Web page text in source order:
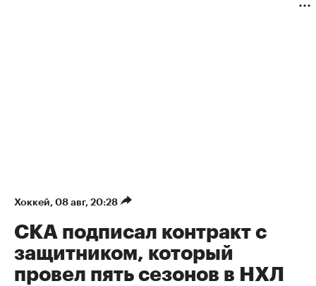
Хоккей⁠, 08 авг, 20:28
СКА подписал контракт с
защитником, который
провел пять сезонов в НХЛ